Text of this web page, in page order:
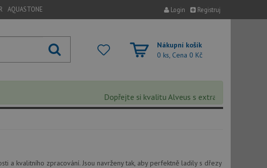
AQUASTONE Login Registruj
Nákupní košík
0 ks, Cena 0 Kč
Dopřejte si kvalitu Alveus s extra 5% slevou –
a kvalitního zpracování. Jsou navrženy tak, aby perfektně ladily s dřezy